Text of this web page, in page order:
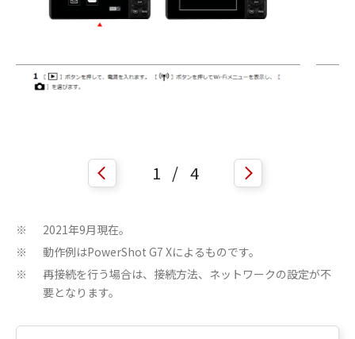
1 / 4
※ 2021年9月現在。
※ 動作例はPowerShot G7 Xによるものです。
※
再接続を行う場合は、接続方法、ネットワークの設定が不
要となります。